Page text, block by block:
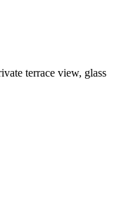
terrace view, glass